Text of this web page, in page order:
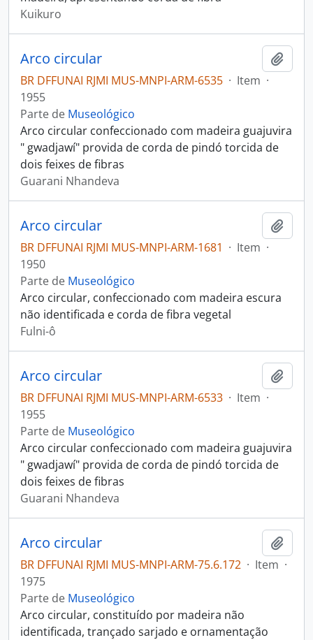
Kuikuro
Arco circular
BR DFFUNAI RJMI MUS-MNPI-ARM-6535 · Item ·
1955
Parte de Museológico
Arco circular confeccionado com madeira guajuvira
" gwadjawí" provida de corda de pindó torcida de
dois feixes de fibras
Guarani Nhandeva
Arco circular
BR DFFUNAI RJMI MUS-MNPI-ARM-1681 · Item ·
1950
Parte de Museológico
Arco circular, confeccionado com madeira escura
não identificada e corda de fibra vegetal
Fulni-ô
Arco circular
BR DFFUNAI RJMI MUS-MNPI-ARM-6533 · Item ·
1955
Parte de Museológico
Arco circular confeccionado com madeira guajuvira
" gwadjawí" provida de corda de pindó torcida de
dois feixes de fibras
Guarani Nhandeva
Arco circular
BR DFFUNAI RJMI MUS-MNPI-ARM-75.6.172 · Item ·
1975
Parte de Museológico
Arco circular, constituído por madeira não
identificada, trançado sarjado e ornamentação